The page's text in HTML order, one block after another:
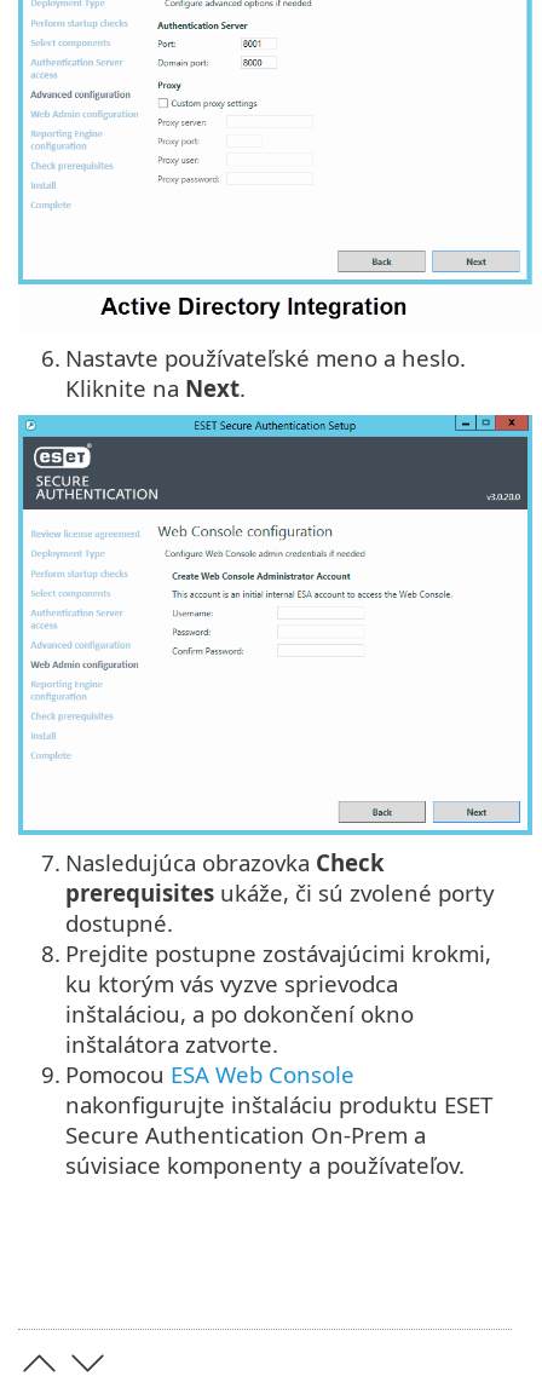
6. Nastavte používateľské meno a heslo.
Kliknite na Next.
7. Nasledujúca obrazovka Check
prerequisites ukáže, či sú zvolené porty
dostupné.
8. Prejdite postupne zostávajúcimi krokmi,
ku ktorým vás vyzve sprievodca
inštaláciou, a po dokončení okno
inštalátora zatvorte.
9. Pomocou ESA Web Console
nakonfigurujte inštaláciu produktu ESET
Secure Authentication On-Prem a
súvisiace komponenty a používateľov.